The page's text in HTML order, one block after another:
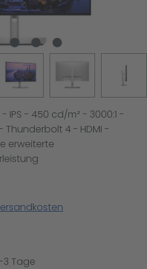
- IPS - 450 cd/m² - 3000:1 -
Thunderbolt 4 - HDMI -
erweiterte
3 Tage